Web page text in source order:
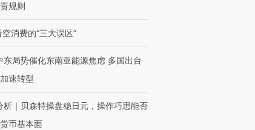
规则
空消费的“三大误区”
东局势催化东南亚能源焦虑 多国出台
速转型
析｜贝森特操盘稳日元，操作巧思能否
币基本面